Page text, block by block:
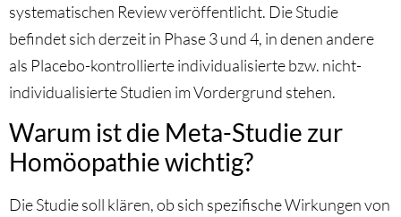
systematischen Review veröffentlicht. Die Studie
befindet sich derzeit in Phase 3 und 4, in denen andere
als Placebo-kontrollierte individualisierte bzw. nicht-
individualisierte Studien im Vordergrund stehen.
Warum ist die Meta-Studie zur
Homöopathie wichtig?
Die Studie soll klären, ob sich spezifische Wirkungen von